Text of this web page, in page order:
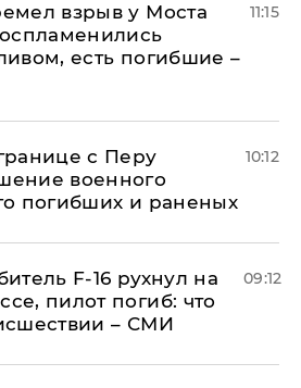
взрыв у Моста
есть погибшие –
11:15
с Перу
военного
погибших и раненых
10:12
F-16 рухнул на
пилот погиб: что
– СМИ
09:12